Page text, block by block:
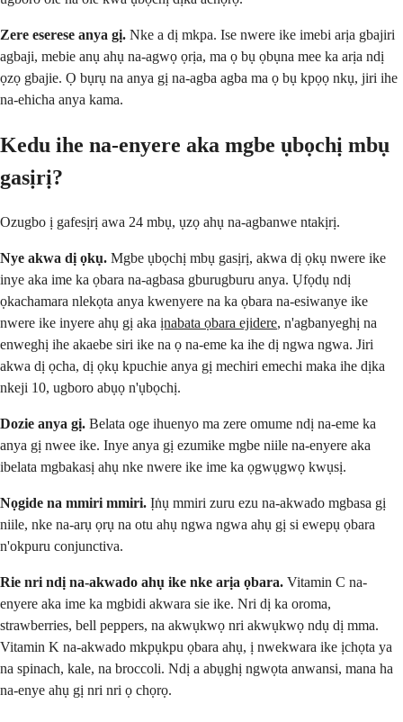
Zere eserese anya gị. Nke a dị mkpa. Ise nwere ike imebi arịa gbajiri
agbaji, mebie anụ ahụ na-agwọ ọrịa, ma ọ bụ ọbụna mee ka arịa ndị
ọzọ gbajie. Ọ bụrụ na anya gị na-agba agba ma ọ bụ kpọọ nkụ, jiri ihe
na-ehicha anya kama.
Kedu ihe na-enyere aka mgbe ụbọchị mbụ
gasịrị?
Ozugbo ị gafesịrị awa 24 mbụ, ụzọ ahụ na-agbanwe ntakịrị.
Nye akwa dị ọkụ. Mgbe ụbọchị mbụ gasịrị, akwa dị ọkụ nwere ike
inye aka ime ka ọbara na-agbasa gburugburu anya. Ụfọdụ ndị
ọkachamara nlekọta anya kwenyere na ka ọbara na-esiwanye ike
nwere ike inyere ahụ gị aka ịnabata ọbara ejidere, n'agbanyeghị na
enweghị ihe akaebe siri ike na ọ na-eme ka ihe dị ngwa ngwa. Jiri
akwa dị ọcha, dị ọkụ kpuchie anya gị mechiri emechi maka ihe dịka
nkeji 10, ugboro abụọ n'ụbọchị.
Dozie anya gị. Belata oge ihuenyo ma zere omume ndị na-eme ka
anya gị nwee ike. Inye anya gị ezumike mgbe niile na-enyere aka
ibelata mgbakasị ahụ nke nwere ike ime ka ọgwụgwọ kwụsị.
Nọgide na mmiri mmiri. Ịṅụ mmiri zuru ezu na-akwado mgbasa gị
niile, nke na-arụ ọrụ na otu ahụ ngwa ngwa ahụ gị si ewepụ ọbara
n'okpuru conjunctiva.
Rie nri ndị na-akwado ahụ ike nke arịa ọbara. Vitamin C na-
enyere aka ime ka mgbidi akwara sie ike. Nri dị ka oroma,
strawberries, bell peppers, na akwụkwọ nri akwụkwọ ndụ dị mma.
Vitamin K na-akwado mkpụkpu ọbara ahụ, ị nwekwara ike ịchọta ya
na spinach, kale, na broccoli. Ndị a abụghị ngwọta anwansi, mana ha
na-enye ahụ gị nri nri ọ chọrọ.